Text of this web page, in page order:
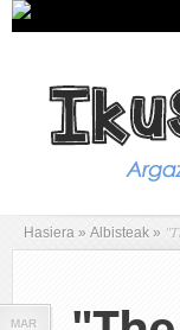
Hasiera » Albisteak »
MAR